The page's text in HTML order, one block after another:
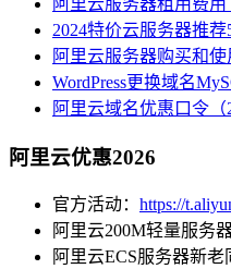
阿里云服务器租用费
2024特价云服务器推
阿里云服务器购买和使
WordPress更换域名
阿里云域名优惠口令（
阿里云优惠2026
官方活动： https://
阿里云200M轻量服务
阿里云ECS服务器新老